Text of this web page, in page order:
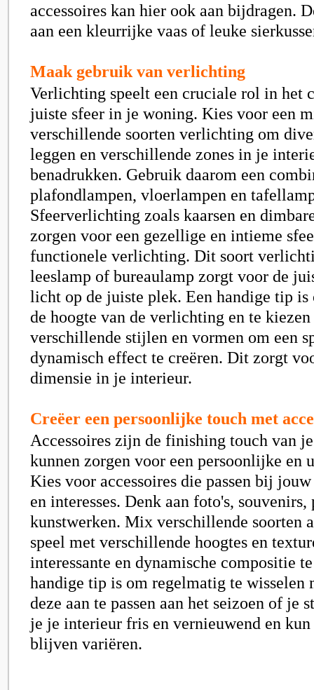
accessoires kan hier ook aan bijdragen.
aan een kleurrijke vaas of leuke
Maak gebruik van verlichting
Verlichting speelt een cruciale rol in het
juiste sfeer in je woning. Kies voor een
verschillende soorten verlichting om
leggen en verschillende zones in je
benadrukken. Gebruik daarom een
plafondlampen, vloerlampen en
Sfeerverlichting zoals kaarsen en
zorgen voor een gezellige en intieme
functionele verlichting. Dit soort
leeslamp of bureaulamp zorgt voor de
licht op de juiste plek. Een handige tip is
de hoogte van de verlichting en te
verschillende stijlen en vormen om een
dynamisch effect te creëren. Dit zorgt
dimensie in je interieur.
Creëer een persoonlijke touch met
Accessoires zijn de finishing touch van
kunnen zorgen voor een persoonlijke en
Kies voor accessoires die passen bij
en interesses. Denk aan foto's, souvenirs,
kunstwerken. Mix verschillende soorten
speel met verschillende hoogtes en
interessante en dynamische compositie
handige tip is om regelmatig te wisselen
deze aan te passen aan het seizoen of je
je je interieur fris en vernieuwend en
blijven variëren.